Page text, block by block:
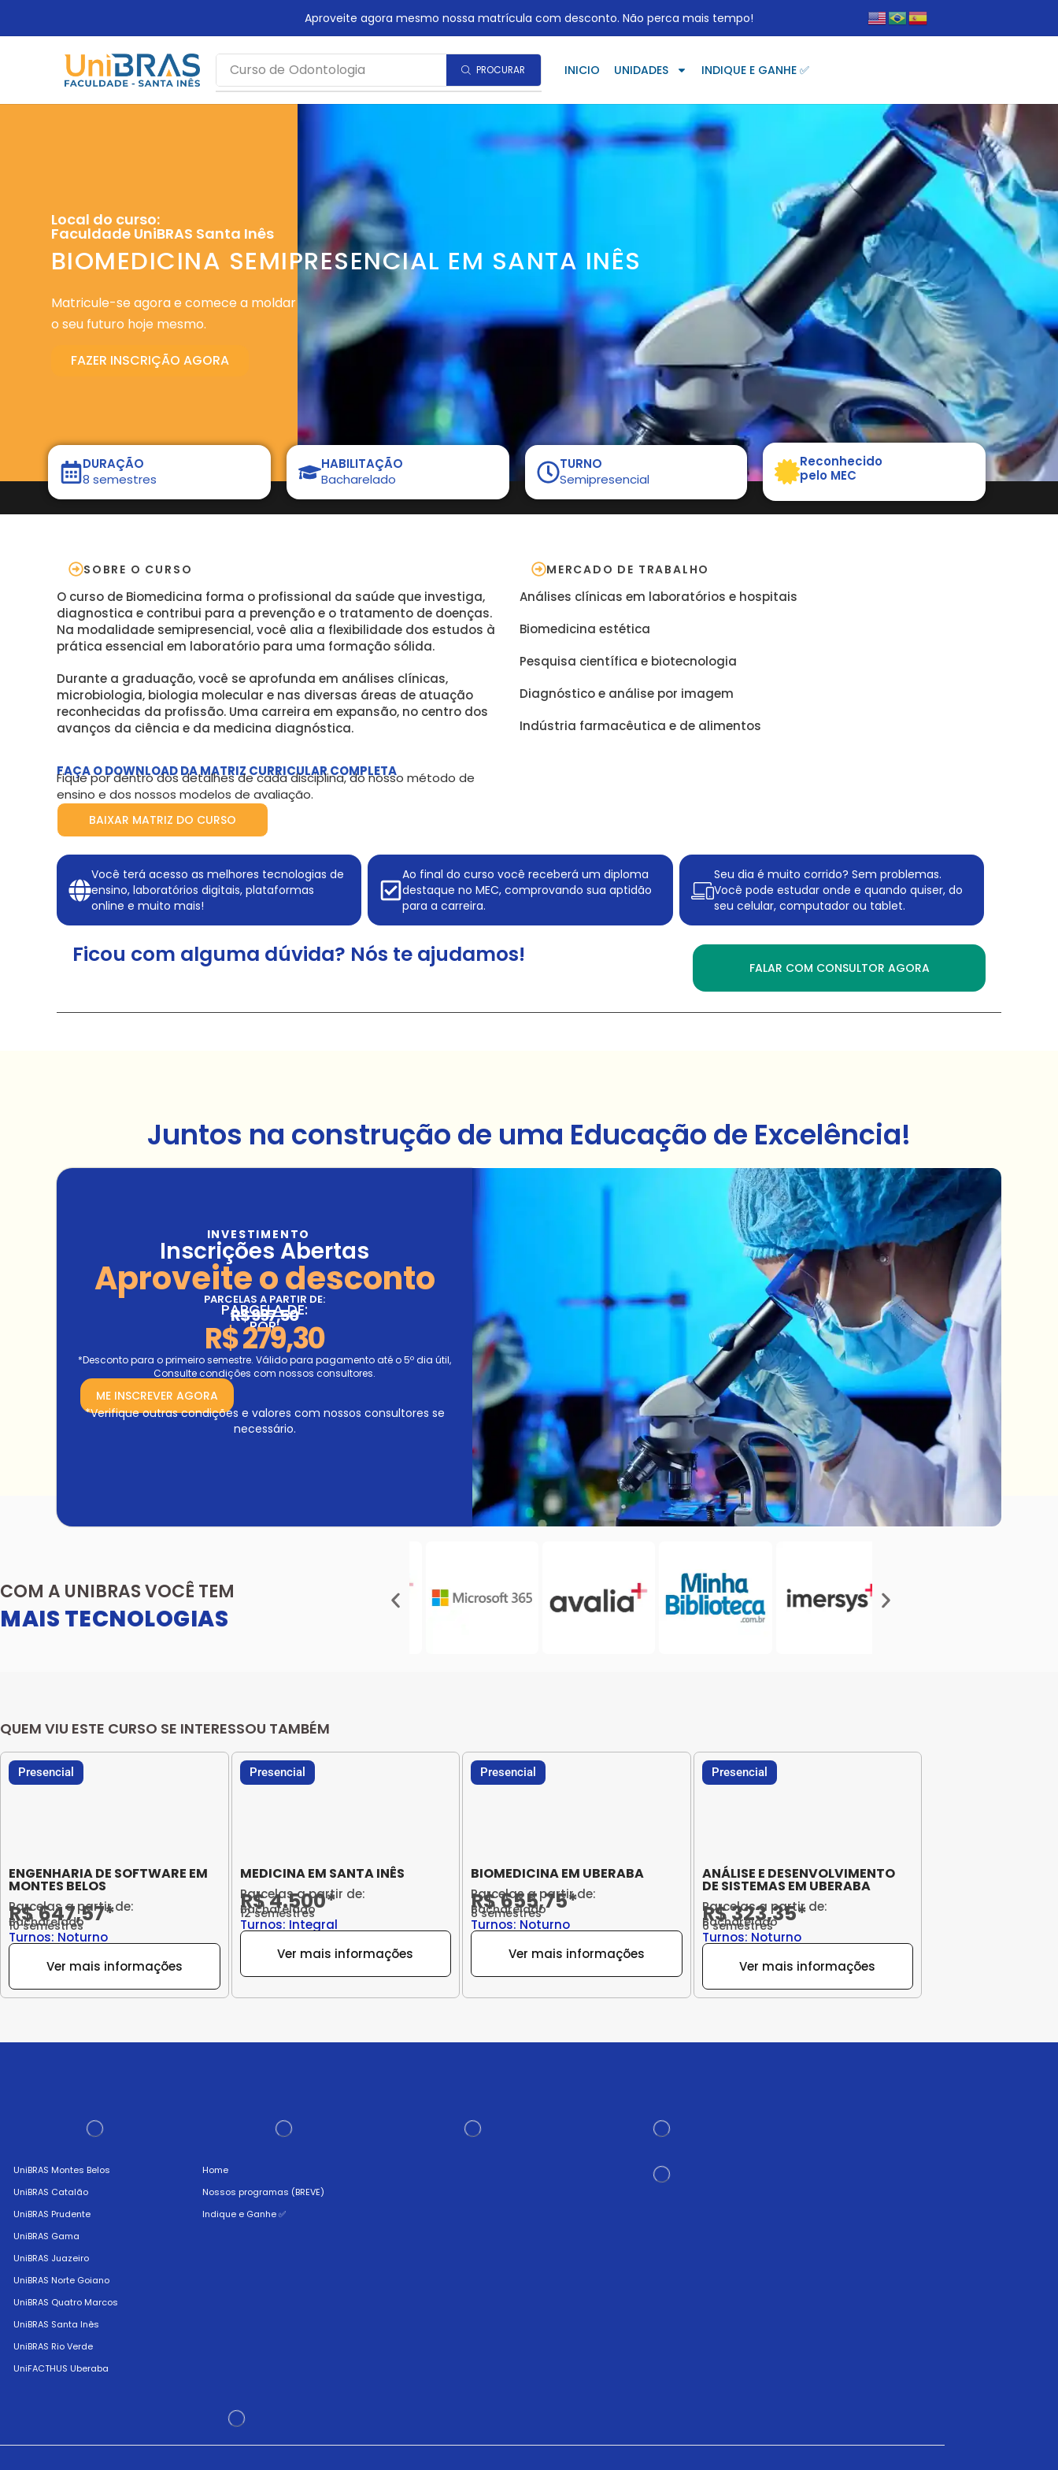
Aproveite agora mesmo nossa matrícula com desconto. Não perca mais tempo!
Curso de Odontologia PROCURAR INICIO UNIDADES INDIQUE E GANHE ✅
Local do curso:
Faculdade UniBRAS Santa Inês
BIOMEDICINA SEMIPRESENCIAL EM SANTA INÊS
Matricule-se agora e comece a moldar
o seu futuro hoje mesmo.
FAZER INSCRIÇÃO AGORA
DURAÇÃO
8 semestres
HABILITAÇÃO
Bacharelado
TURNO
Semipresencial
Reconhecido
pelo MEC
SOBRE O CURSO
O curso de Biomedicina forma o profissional da saúde que investiga,
diagnostica e contribui para a prevenção e o tratamento de doenças.
Na modalidade semipresencial, você alia a flexibilidade dos estudos à
prática essencial em laboratório para uma formação sólida.
Durante a graduação, você se aprofunda em análises clínicas,
microbiologia, biologia molecular e nas diversas áreas de atuação
reconhecidas da profissão. Uma carreira em expansão, no centro dos
avanços da ciência e da medicina diagnóstica.
MERCADO DE TRABALHO
Análises clínicas em laboratórios e hospitais
Biomedicina estética
Pesquisa científica e biotecnologia
Diagnóstico e análise por imagem
Indústria farmacêutica e de alimentos
FAÇA O DOWNLOAD DA MATRIZ CURRICULAR COMPLETA
Fique por dentro dos detalhes de cada disciplina, do nosso método de
ensino e dos nossos modelos de avaliação.
BAIXAR MATRIZ DO CURSO
Você terá acesso as melhores tecnologias de
ensino, laboratórios digitais, plataformas
online e muito mais!
Ao final do curso você receberá um diploma
destaque no MEC, comprovando sua aptidão
para a carreira.
Seu dia é muito corrido? Sem problemas.
Você pode estudar onde e quando quiser, do
seu celular, computador ou tablet.
Ficou com alguma dúvida? Nós te ajudamos! FALAR COM CONSULTOR AGORA
Juntos na construção de uma Educação de Excelência!
INVESTIMENTO
Inscrições Abertas
Aproveite o desconto
PARCELAS A PARTIR DE:
PARCELA DE:
R$ 997,50
POR:
R$ 279,30
*Desconto para o primeiro semestre. Válido para pagamento até o 5º dia útil,
Consulte condições com nossos consultores.
ME INSCREVER AGORA
*Verifique outras condições e valores com nossos consultores se
necessário.
COM A UNIBRAS VOCÊ TEM
MAIS TECNOLOGIAS
QUEM VIU ESTE CURSO SE INTERESSOU TAMBÉM
Presencial
ENGENHARIA DE SOFTWARE EM
MONTES BELOS
Parcelas a partir de:
R$ 647,57*
Bacharelado
10 semestres
Turnos: Noturno
Ver mais informações
Presencial
MEDICINA EM SANTA INÊS
Parcelas a partir de:
R$ 4.500*
Bacharelado
12 semestres
Turnos: Integral
Ver mais informações
Presencial
BIOMEDICINA EM UBERABA
Parcelas a partir de:
R$ 655,75*
Bacharelado
8 semestres
Turnos: Noturno
Ver mais informações
Presencial
ANÁLISE E DESENVOLVIMENTO
DE SISTEMAS EM UBERABA
Parcelas a partir de:
R$ 323,35*
Bacharelado
6 semestres
Turnos: Noturno
Ver mais informações
UniBRAS Montes Belos
UniBRAS Catalão
UniBRAS Prudente
UniBRAS Gama
UniBRAS Juazeiro
UniBRAS Norte Goiano
UniBRAS Quatro Marcos
UniBRAS Santa Inês
UniBRAS Rio Verde
UniFACTHUS Uberaba
Home
Nossos programas (BREVE)
Indique e Ganhe ✅